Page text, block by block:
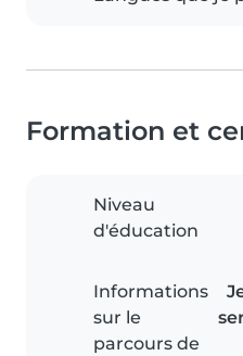
Formation et
Niveau
d'éducation
Informations
sur le
parcours de